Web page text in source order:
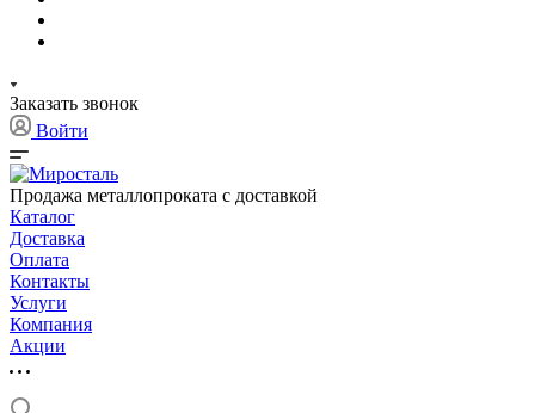
Заказать звонок
Войти
Продажа металлопроката с доставкой
Каталог
Доставка
Оплата
Контакты
Услуги
Компания
Акции